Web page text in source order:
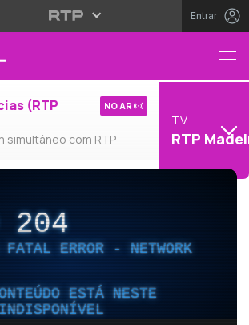
Entrar
(RTP
simultâneo com RTP
NO AR
TV
RTP
204
ERROR - NETWORK
ESTÁ NESTE
INDISPONÍVEL